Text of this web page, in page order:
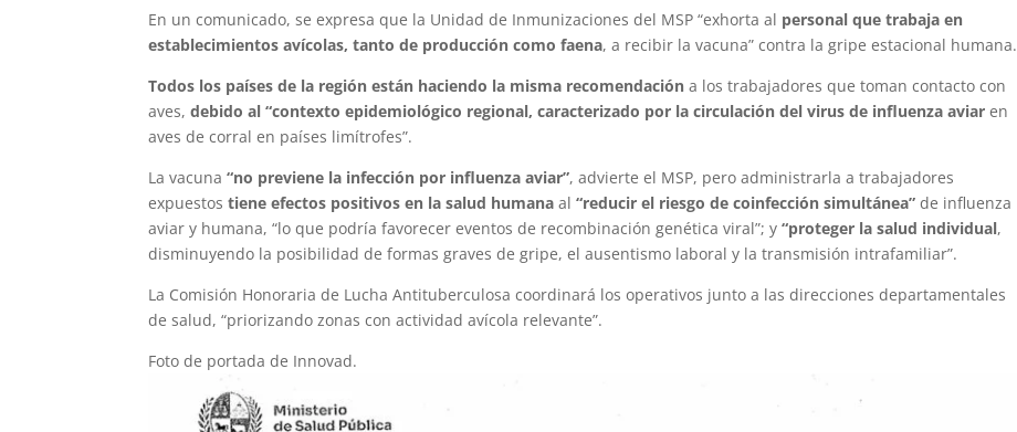
En un comunicado, se expresa que la Unidad de Inmunizaciones del MSP “exhorta al personal que trabaja en
establecimientos avícolas, tanto de producción como faena, a recibir la vacuna” contra la gripe estacional humana.
Todos los países de la región están haciendo la misma recomendación a los trabajadores que toman contacto con
aves,debido al “contexto epidemiológico regional, caracterizado por la circulación del virus de influenza aviar en
aves de corral en países limítrofes”.
La vacuna“no previene la infección por influenza aviar”, advierte el MSP, pero administrarla a trabajadores
expuestostiene efectos positivos en la salud humana al“reducir el riesgo de coinfección simultánea” de influenza
aviar y humana, “lo que podría favorecer eventos de recombinación genética viral”; y“proteger la salud individual,
disminuyendo la posibilidad de formas graves de gripe, el ausentismo laboral y la transmisión intrafamiliar”.
La Comisión Honoraria de Lucha Antituberculosa coordinará los operativos junto a las direcciones departamentales
de salud, “priorizando zonas con actividad avícola relevante”.
Foto de portada de Innovad.